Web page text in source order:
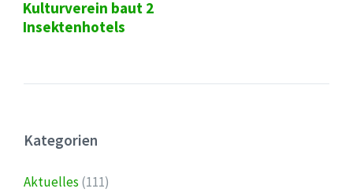
Kulturverein baut 2
Insektenhotels
Kategorien
Aktuelles (111)